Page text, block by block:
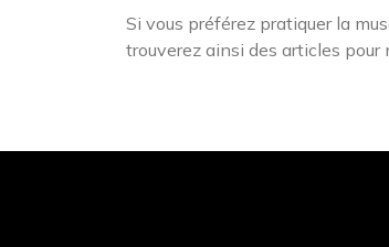
Si vous préférez pratiquer la
trouverez ainsi des articles